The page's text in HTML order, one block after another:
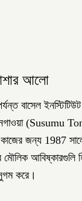
আলো
বাসেল
(Susumu
কাজের জন্য 1987
আবিষ্কারগুলি
করে।